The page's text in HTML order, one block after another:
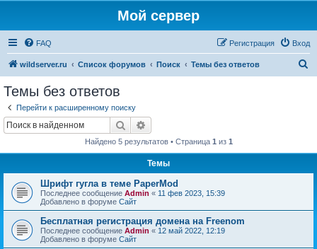
Мой сервер
FAQ Вход
Регистрация
wildserver.ru Список форумов Поиск Темы без ответов
Темы без ответов
Перейти к расширенному поиску
Поиск
Найдено 5 результатов • Страница 1 из 1
Темы
Шрифт гугла в теме PaperMod
Последнее сообщение Admin « 11 фев 2023, 15:39
Добавлено в форуме Сайт
Бесплатная регистрация домена на Freenom
Последнее сообщение Admin « 12 май 2022, 12:19
Добавлено в форуме Сайт